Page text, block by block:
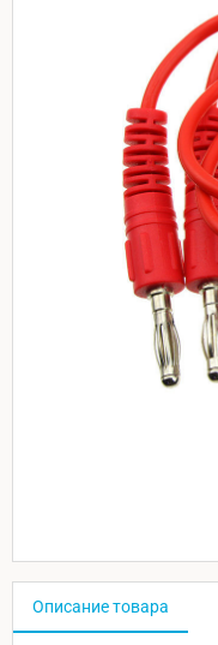
Описание товара